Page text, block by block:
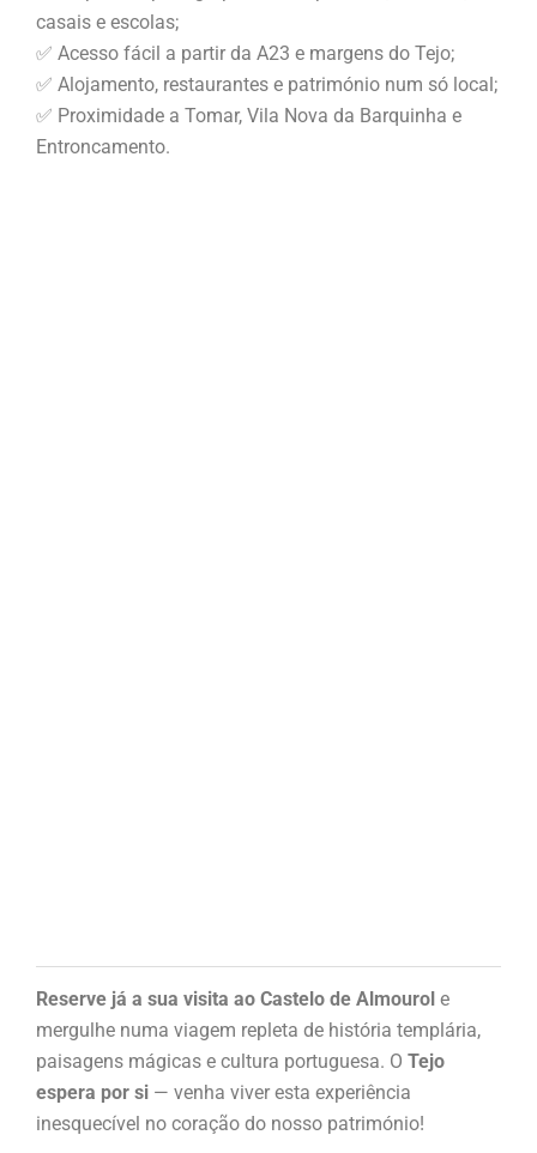
casais e escolas;
✅ Acesso fácil a partir da A23 e margens do Tejo;
✅ Alojamento, restaurantes e património num só local;
✅ Proximidade a Tomar, Vila Nova da Barquinha e
Entroncamento.
Reserve já a sua visita ao Castelo de Almourol e
mergulhe numa viagem repleta de história templária,
paisagens mágicas e cultura portuguesa. O Tejo
espera por si — venha viver esta experiência
inesquecível no coração do nosso património!